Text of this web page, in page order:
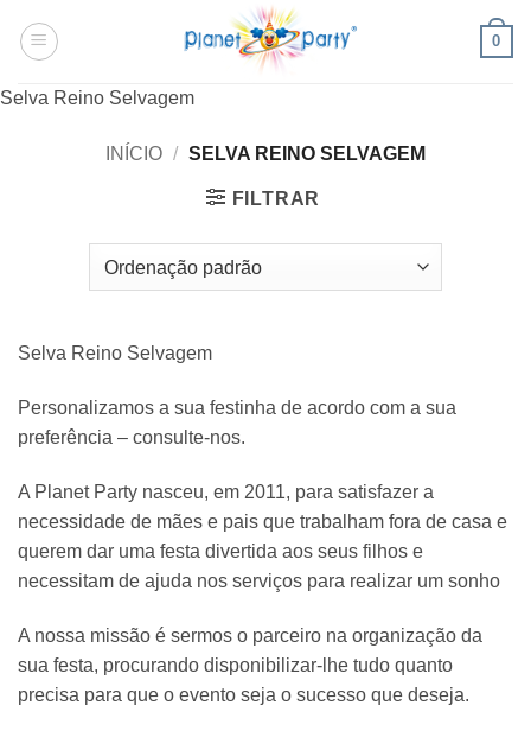
0
Selva Reino Selvagem
INÍCIO / SELVA REINO SELVAGEM
FILTRAR
Selva Reino Selvagem
Personalizamos a sua festinha de acordo com a sua
preferência – consulte-nos.
A Planet Party nasceu, em 2011, para satisfazer a
necessidade de mães e pais que trabalham fora de casa e
querem dar uma festa divertida aos seus filhos e
necessitam de ajuda nos serviços para realizar um sonho
A nossa missão é sermos o parceiro na organização da
sua festa, procurando disponibilizar-lhe tudo quanto
precisa para que o evento seja o sucesso que deseja.